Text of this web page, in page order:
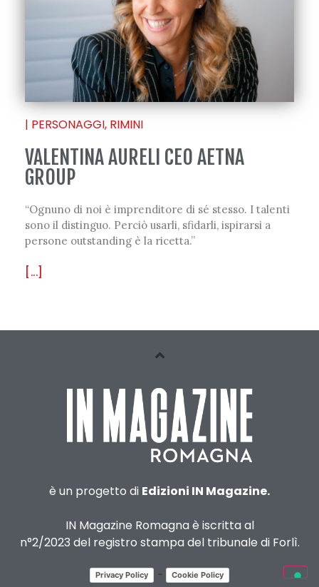
| PERSONAGGI, RIMINI
VALENTINA AURELI CEO AETNA
GROUP
“Ognuno di noi è imprenditore di sé stesso. I talenti
sono il distinguo. Perciò usarli, sfidarli, ispirarsi a
persone outstanding è la ricetta.”
[...]
è un progetto di Edizioni IN Magazine.
IN Magazine Romagna è iscritta al
n°2/2023 del registro stampa del tribunale di Forlì.
Privacy Policy - Cookie Policy